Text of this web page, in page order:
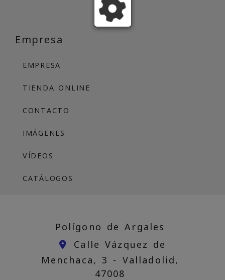
Empresa
EMPRESA
TIENDA ONLINE
CONTACTO
IMÁGENES
VÍDEOS
CATÁLOGOS
Polígono de Argales
Calle Vázquez de
Menchaca, 3 - Valladolid,
47008